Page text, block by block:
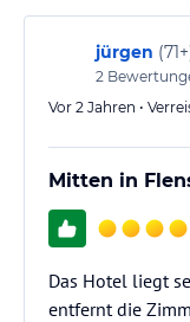
jürgen (71+
2
Vor 2 Jahren •
Mitten in
Das Hotel liegt
entfernt die